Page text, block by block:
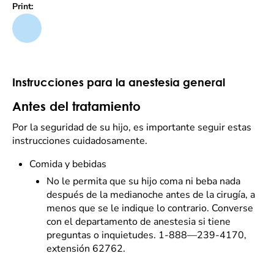
Print:
Instrucciones para la anestesia general
Antes del tratamiento
Por la seguridad de su hijo, es importante seguir estas
instrucciones cuidadosamente.
Comida y bebidas
No le permita que su hijo coma ni beba nada
después de la medianoche antes de la cirugía, a
menos que se le indique lo contrario. Converse
con el departamento de anestesia si tiene
preguntas o inquietudes. 1-888—239-4170,
extensión 62762.